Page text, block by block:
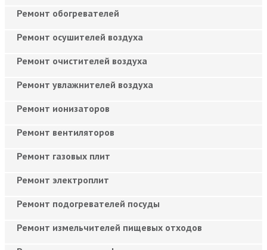
Ремонт обогревателей
Ремонт осушителей воздуха
Ремонт очистителей воздуха
Ремонт увлажнителей воздуха
Ремонт ионизаторов
Ремонт вентиляторов
Ремонт газовых плит
Ремонт электроплит
Ремонт подогревателей посуды
Ремонт измельчителей пищевых отходов